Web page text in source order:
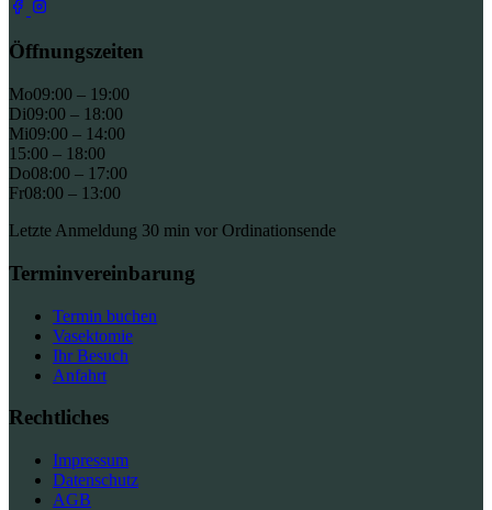
Öffnungszeiten
Mo09:00 – 19:00
Di09:00 – 18:00
Mi09:00 – 14:00
15:00 – 18:00
Do08:00 – 17:00
Fr08:00 – 13:00
Letzte Anmeldung 30 min vor Ordinationsende
Terminvereinbarung
Termin buchen
Vasektomie
Ihr Besuch
Anfahrt
Rechtliches
Impressum
Datenschutz
AGB